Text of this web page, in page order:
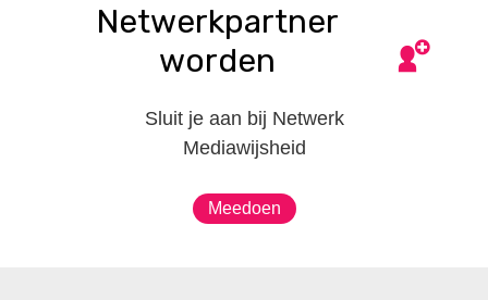
Netwerkpartner
worden
Sluit je aan bij Netwerk
Mediawijsheid
Meedoen